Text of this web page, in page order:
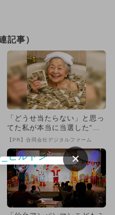
記事）
「どうせ当たらない」と思っ
てた私が本当に当選した“買
い方”がこれ
【PR】合同会社デジタルファーム
×